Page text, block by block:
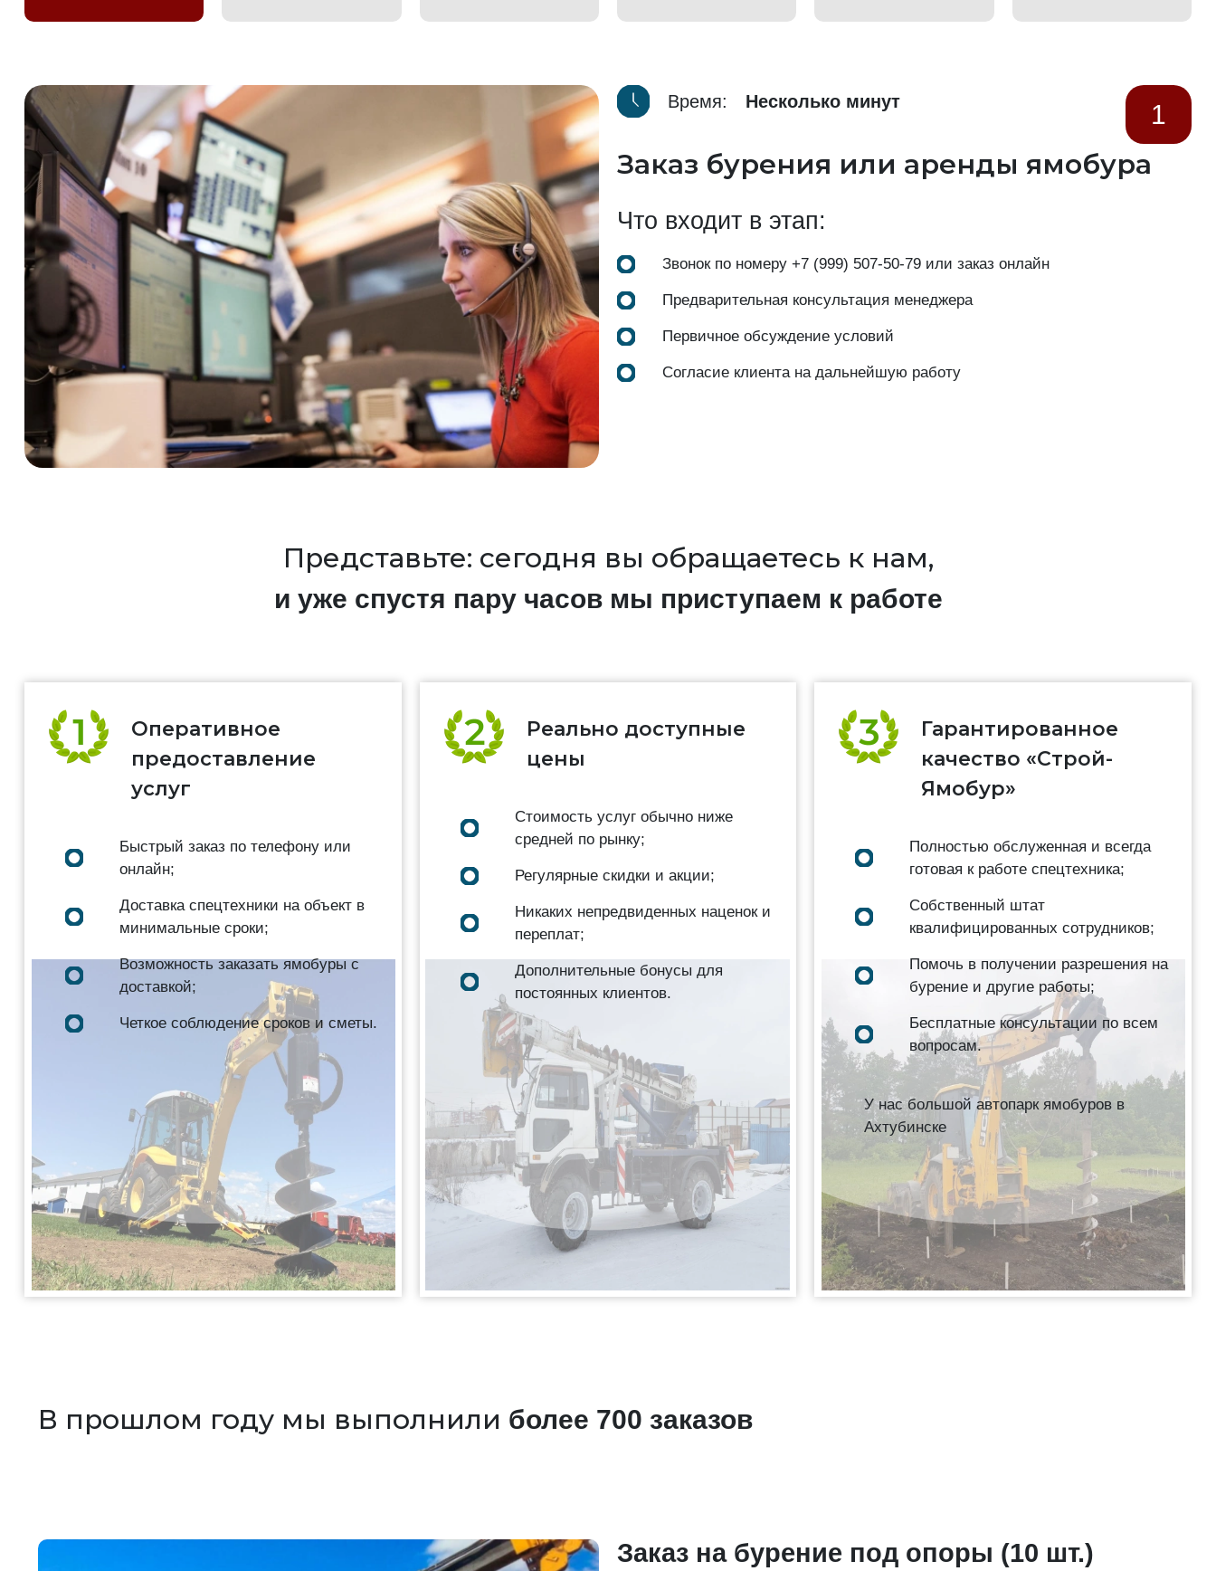
Время: Несколько минут 1
Заказ бурения или аренды ямобура
Что входит в этап:
Звонок по номеру +7 (999) 507-50-79 или заказ онлайн
Предварительная консультация менеджера
Первичное обсуждение условий
Согласие клиента на дальнейшую работу
Представьте: сегодня вы обращаетесь к нам,
и уже спустя пару часов мы приступаем к работе
Оперативное
предоставление
услуг
Быстрый заказ по телефону или
онлайн;
Доставка спецтехники на объект в
минимальные сроки;
Возможность заказать ямобуры с
доставкой;
Четкое соблюдение сроков и сметы.
Реально доступные
цены
Стоимость услуг обычно ниже
средней по рынку;
Регулярные скидки и акции;
Никаких непредвиденных наценок и
переплат;
Дополнительные бонусы для
постоянных клиентов.
Гарантированное
качество «Строй-
Ямобур»
Полностью обслуженная и всегда
готовая к работе спецтехника;
Собственный штат
квалифицированных сотрудников;
Помочь в получении разрешения на
бурение и другие работы;
Бесплатные консультации по всем
вопросам.
У нас большой автопарк ямобуров в
Ахтубинске
В прошлом году мы выполнили более 700 заказов
Заказ на бурение под опоры (10 шт.)